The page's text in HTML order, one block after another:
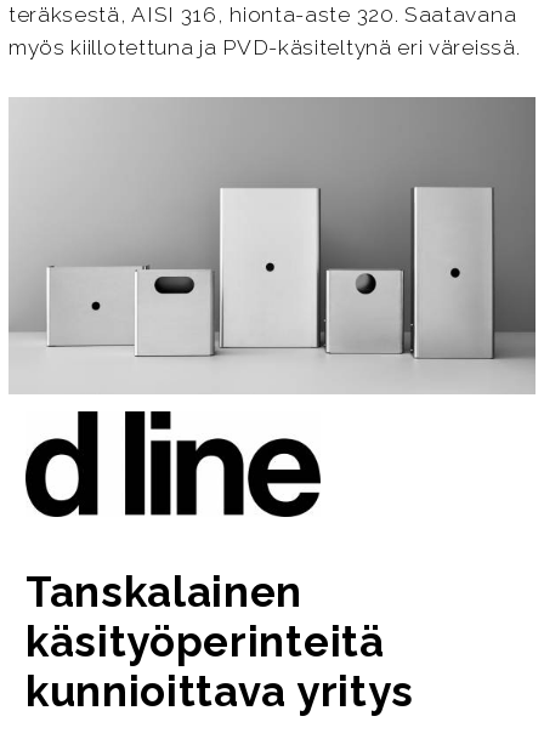
teräksestä, AISI 316, hionta-aste 320. Saatavana
myös kiillotettuna ja PVD-käsiteltynä eri väreissä.
Tanskalainen
käsityöperinteitä
kunnioittava yritys